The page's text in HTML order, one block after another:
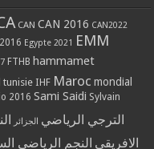
CAN CAN 2016 CAN2022
Egypte 2021 EMM
FTHB hammamet
tunisie IHF Maroc mondial
2016 Sami Saidi Sylvain
الترجي الرياضي الجزائر
الافريقي النجم الرياضي